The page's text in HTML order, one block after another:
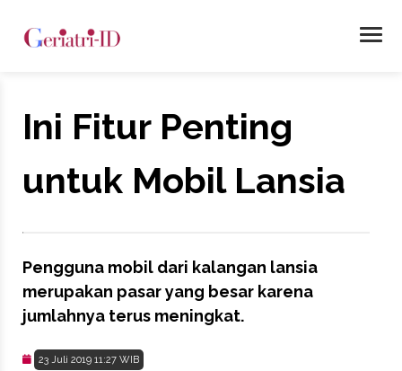
Ini Fitur Penting
untuk Mobil Lansia
Pengguna mobil dari kalangan lansia
merupakan pasar yang besar karena
jumlahnya terus meningkat.
23 Juli 2019 11:27 WIB